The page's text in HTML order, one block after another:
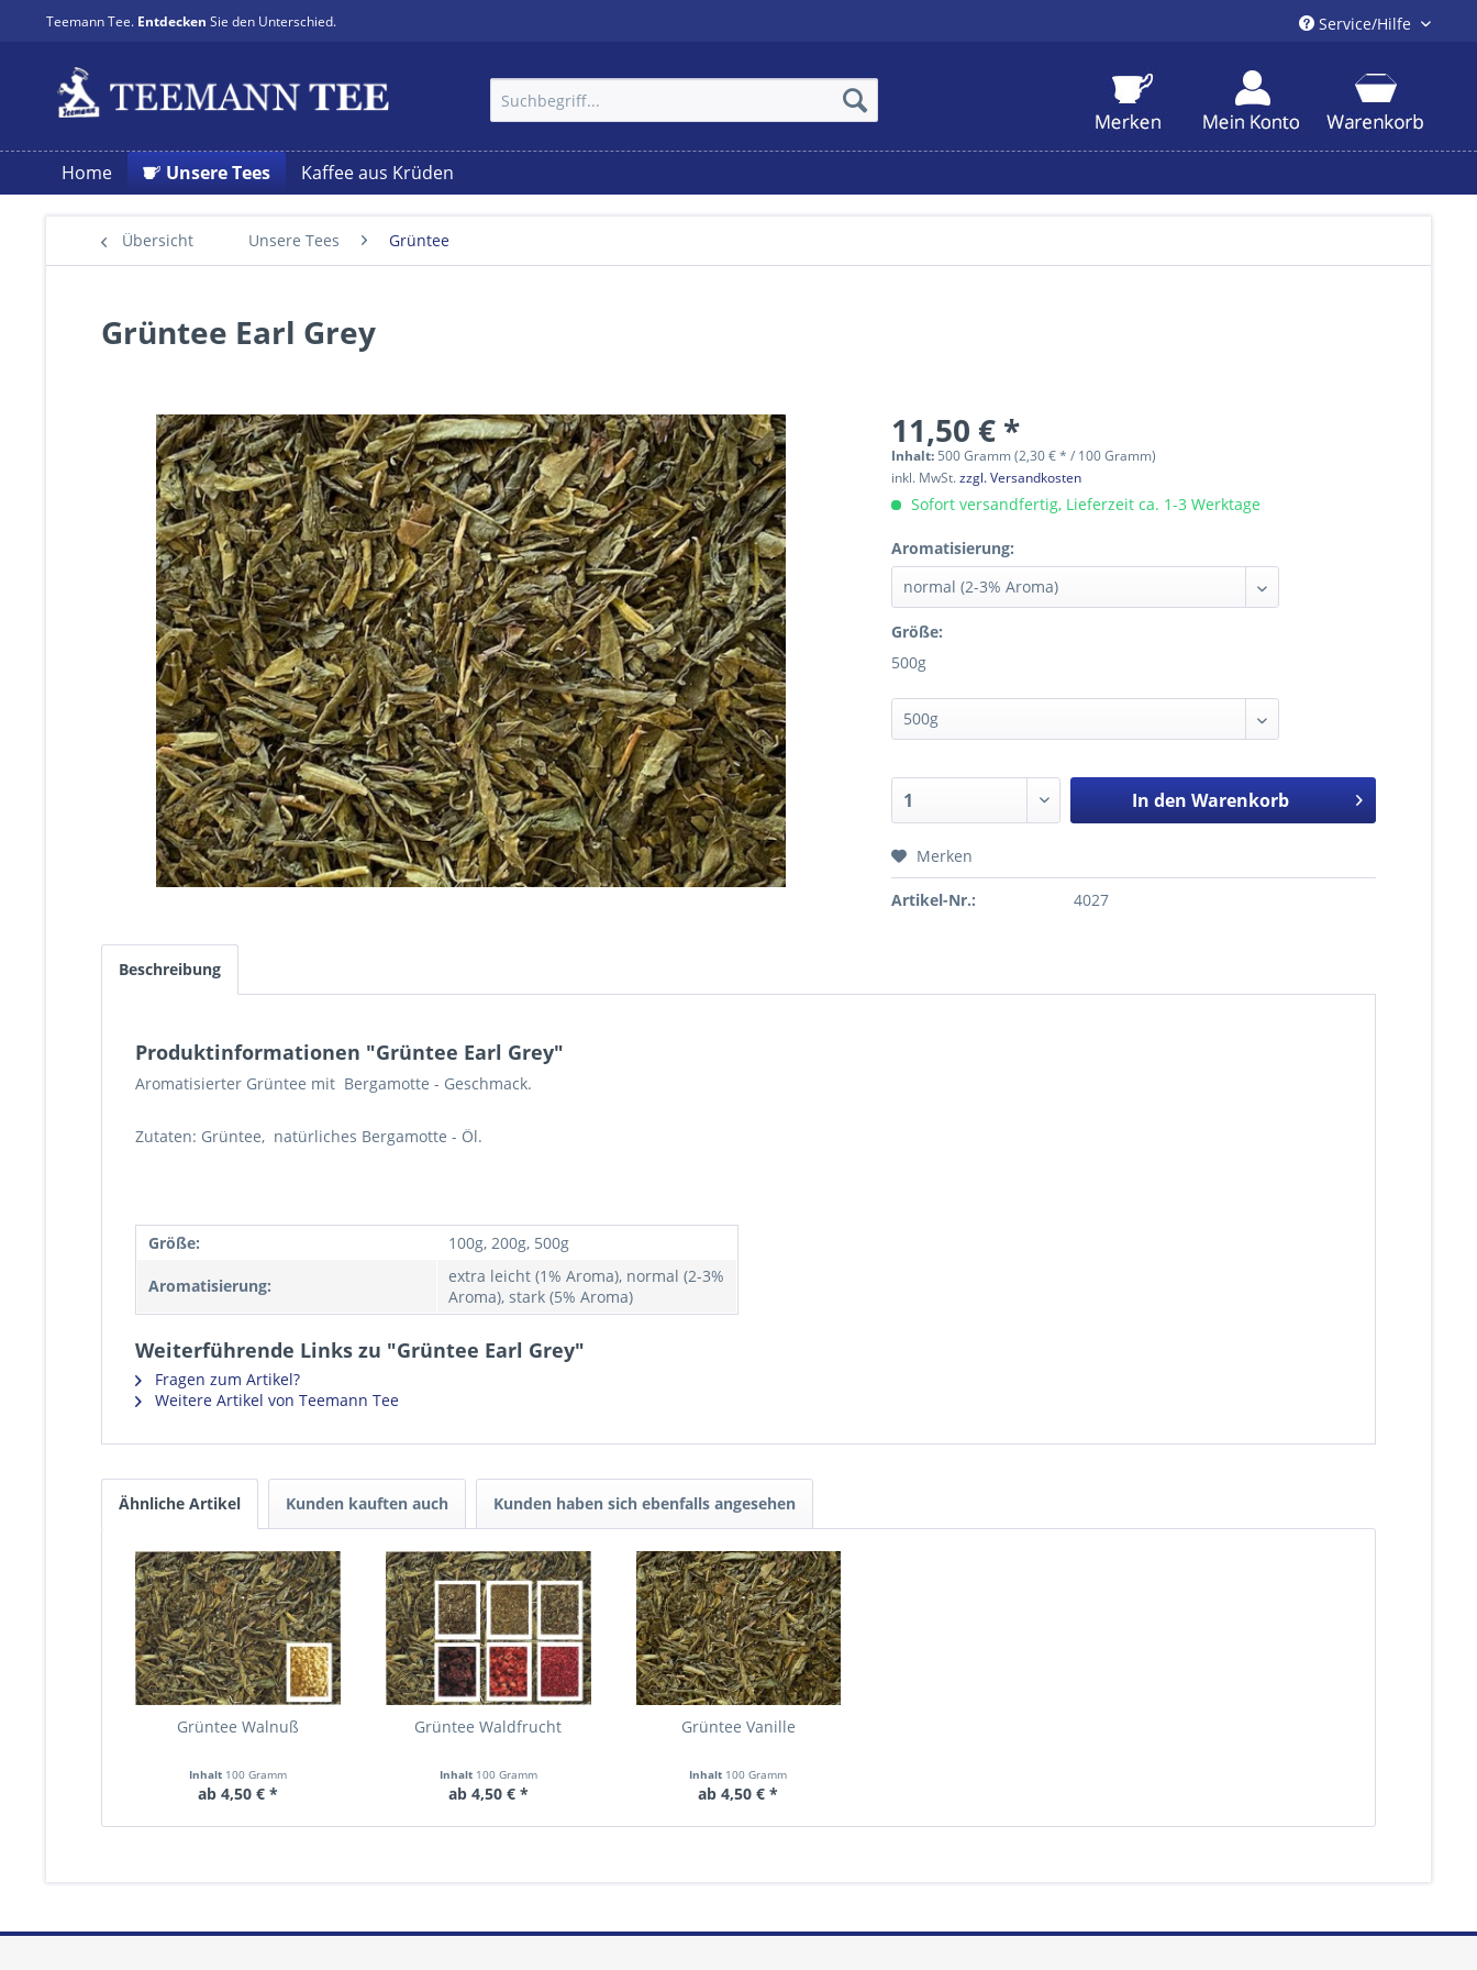
Teemann Tee. Entdecken Sie den Unterschied. Service/Hilfe
Home Unsere Tees Kaffee aus Krüden
Übersicht Unsere Tees Grüntee
Grüntee Earl Grey
11,50 € *
Inhalt: 500 Gramm (2,30 € * / 100 Gramm)
inkl. MwSt.zzgl. Versandkosten
Sofort versandfertig, Lieferzeit ca. 1-3 Werktage
Aromatisierung:
Größe:
500g
In den Warenkorb
Merken
Artikel-Nr.: 4027
Beschreibung
Produktinformationen "Grüntee Earl Grey"
Aromatisierter Grüntee mit Bergamotte - Geschmack.
Zutaten: Grüntee, natürliches Bergamotte - Öl.
Größe: 100g, 200g, 500g
Aromatisierung:
extra leicht (1% Aroma), normal (2-3%
Aroma), stark (5% Aroma)
Weiterführende Links zu "Grüntee Earl Grey"
Fragen zum Artikel?
Weitere Artikel von Teemann Tee
Ähnliche Artikel Kunden kauften auch Kunden haben sich ebenfalls angesehen
Grüntee Walnuß
Inhalt 100 Gramm
ab 4,50 € *
Grüntee Waldfrucht
Inhalt 100 Gramm
ab 4,50 € *
Grüntee Vanille
Inhalt 100 Gramm
ab 4,50 € *